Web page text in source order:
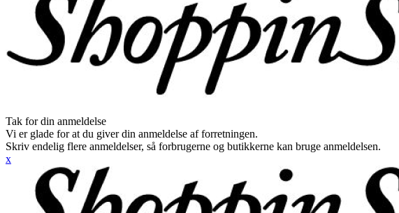
Tak for din anmeldelse
Vi er glade for at du giver din anmeldelse af forretningen.
Skriv endelig flere anmeldelser, så forbrugerne og butikkerne kan bruge anmeldelsen.
x